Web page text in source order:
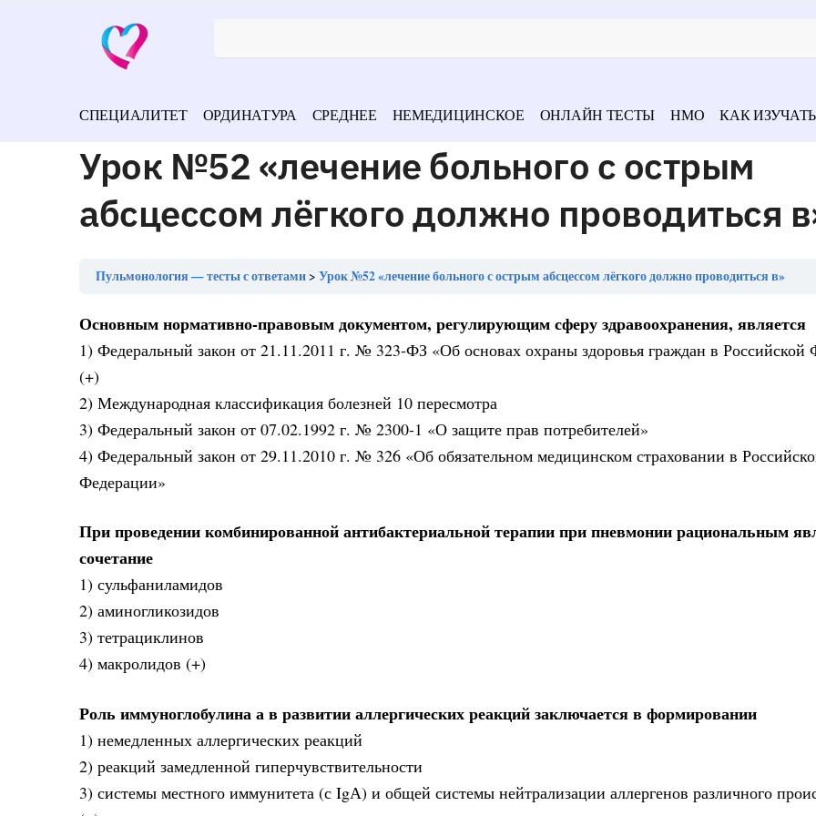
СПЕЦИАЛИТЕТ ОРДИНАТУРА СРЕДНЕЕ НЕМЕДИЦИНСКОЕ ОНЛАЙН ТЕСТЫ НМО КАК ИЗУЧАТЬ
Урок №52 «лечение больного с острым
абсцессом лёгкого должно проводиться
Пульмонология — тесты с ответами Урок №52 «лечение больного с острым абсцессом лёгкого должно проводиться в»
Основным нормативно-правовым документом, регулирующим сферу здравоохранения, является
1) Федеральный закон от 21.11.2011 г. № 323-ФЗ «Об основах охраны здоровья граждан в Российской
(+)
2) Международная классификация болезней 10 пересмотра
3) Федеральный закон от 07.02.1992 г. № 2300-1 «О защите прав потребителей»
4) Федеральный закон от 29.11.2010 г. № 326 «Об обязательном медицинском страховании в
Федерации»
При проведении комбинированной антибактериальной терапии при пневмонии рациональным
сочетание
1) сульфаниламидов
2) аминогликозидов
3) тетрациклинов
4) макролидов (+)
Роль иммуноглобулина а в развитии аллергических реакций заключается в формировании
1) немедленных аллергических реакций
2) реакций замедленной гиперчувствительности
3) системы местного иммунитета (с IgА) и общей системы нейтрализации аллергенов различного